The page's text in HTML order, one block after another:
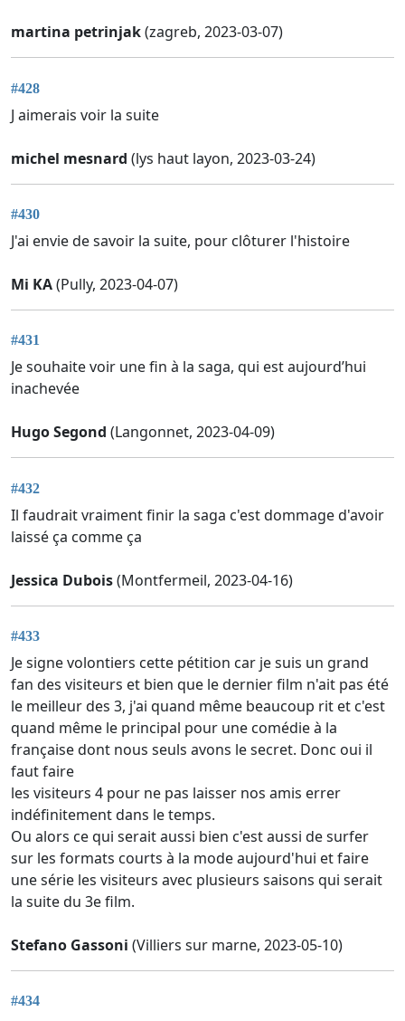
martina petrinjak(zagreb, 2023-03-07)
#428
J aimerais voir la suite
michel mesnard (lys haut layon, 2023-03-24)
#430
J'ai envie de savoir la suite, pour clôturer l'histoire
Mi KA(Pully, 2023-04-07)
#431
Je souhaite voir une fin à la saga, qui est aujourd’hui
inachevée
Hugo Segond (Langonnet, 2023-04-09)
#432
Il faudrait vraiment finir la saga c'est dommage d'avoir
laissé ça comme ça
Jessica Dubois(Montfermeil, 2023-04-16)
#433
Je signe volontiers cette pétition car je suis un grand
fan des visiteurs et bien que le dernier film n'ait pas été
le meilleur des 3, j'ai quand même beaucoup rit et c'est
quand même le principal pour une comédie à la
française dont nous seuls avons le secret. Donc oui il
faut faire
les visiteurs 4 pour ne pas laisser nos amis errer
indéfinitement dans le temps.
Ou alors ce qui serait aussi bien c'est aussi de surfer
sur les formats courts à la mode aujourd'hui et faire
une série les visiteurs avec plusieurs saisons qui serait
la suite du 3e film.
Stefano Gassoni (Villiers sur marne, 2023-05-10)
#434